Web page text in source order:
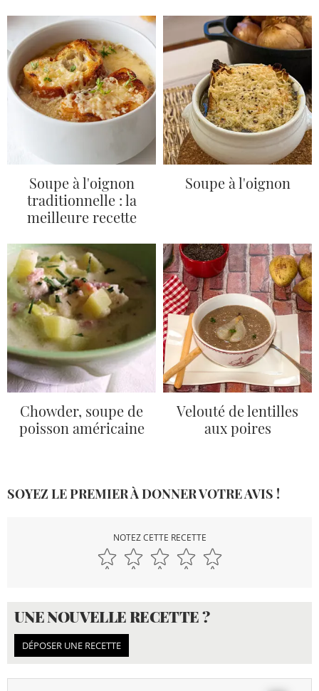
Soupe à l'oignon
traditionnelle : la
meilleure recette
Soupe à l'oignon
Chowder, soupe de
poisson américaine
Velouté de lentilles
aux poires
SOYEZ LE PREMIER À DONNER VOTRE AVIS !
NOTEZ CETTE RECETTE
UNE NOUVELLE RECETTE ?
DÉPOSER UNE RECETTE